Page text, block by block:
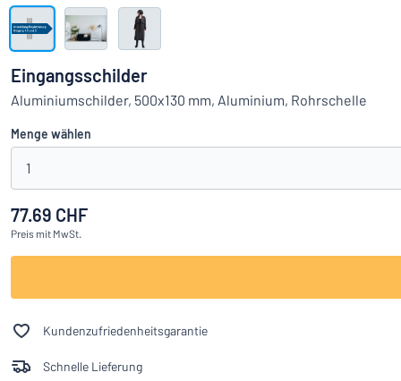
Das
Alle Kategorien anzeigen
Einloggen
Kundenservice
Privat
Deutsch
Eingangsschilder
Aluminiumschilder, 500x130 mm, Aluminium, Rohrschelle
Menge wählen
1
77.69 CHF
Preis mit MwSt.
Kundenzufriedenheitsgarantie
Schnelle Lieferung